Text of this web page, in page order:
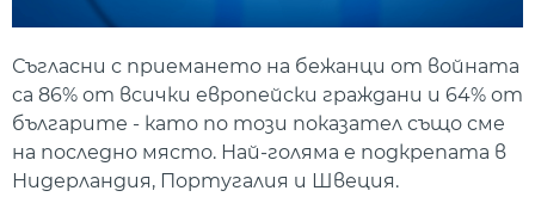
Съгласни с приемането на бежанци от войната
са 86% от всички европейски граждани и 64% от
българите - като по този показател също сме
на последно място. Най-голяма е подкрепата в
Нидерландия, Португалия и Швеция.